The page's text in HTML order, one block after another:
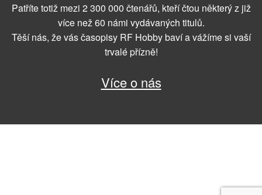
Patříte totiž mezi 2 300 000 čtenářů, kteří čtou některý z již
více než 60 námi vydávaných titulů.
Těší nás, že vás časopisy RF Hobby baví a vážíme si vaší
trvalé přízně!
Více o nás